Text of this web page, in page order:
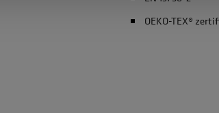
OEKO-TEX®